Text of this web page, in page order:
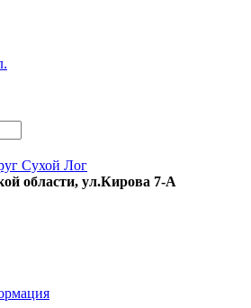
Сухой Лог
области, ул.Кирова 7-А